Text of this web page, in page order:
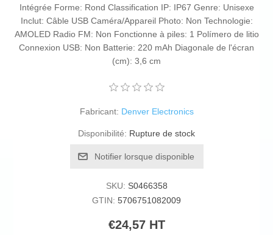
Intégrée Forme: Rond Classification IP: IP67 Genre: Unisexe
Inclut: Câble USB Caméra/Appareil Photo: Non Technologie:
AMOLED Radio FM: Non Fonctionne à piles: 1 Polímero de litio
Connexion USB: Non Batterie: 220 mAh Diagonale de l'écran
(cm): 3,6 cm
Fabricant: Denver Electronics
Disponibilité: Rupture de stock
Notifier lorsque disponible
SKU: S0466358
GTIN: 5706751082009
€24,57 HT